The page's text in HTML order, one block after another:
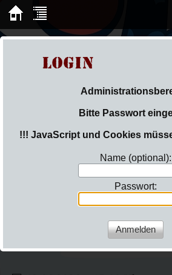
KG
Sie sind hier: Login
Login
Bitte Passwort
!!! JavaScript und Cookies
Name (optional):
Passwort: